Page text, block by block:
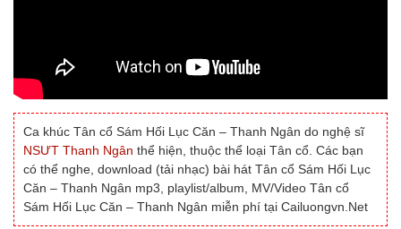
Ca khúc Tân cổ Sám Hối Lục Căn – Thanh Ngân do nghệ sĩ
NSƯT Thanh Ngân thể hiện, thuộc thể loại Tân cổ. Các bạn
có thể nghe, download (tải nhạc) bài hát Tân cổ Sám Hối Lục
Căn – Thanh Ngân mp3, playlist/album, MV/Video Tân cổ
Sám Hối Lục Căn – Thanh Ngân miễn phí tại Cailuongvn.Net